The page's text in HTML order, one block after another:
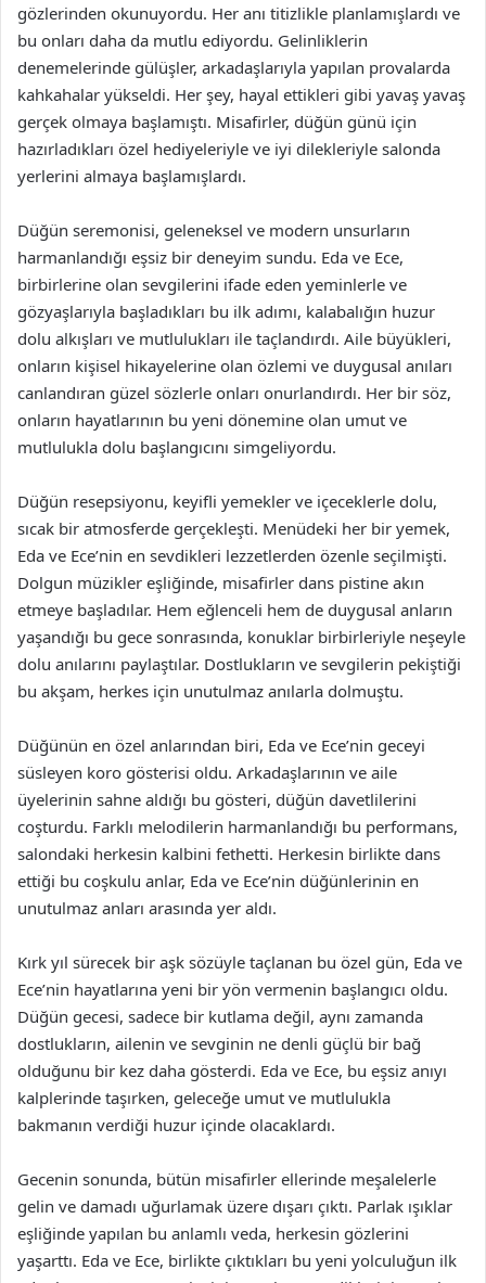
gözlerinden okunuyordu. Her anı titizlikle planlamışlardı ve
bu onları daha da mutlu ediyordu. Gelinliklerin
denemelerinde gülüşler, arkadaşlarıyla yapılan provalarda
kahkahalar yükseldi. Her şey, hayal ettikleri gibi yavaş yavaş
gerçek olmaya başlamıştı. Misafirler, düğün günü için
hazırladıkları özel hediyeleriyle ve iyi dilekleriyle salonda
yerlerini almaya başlamışlardı.
Düğün seremonisi, geleneksel ve modern unsurların
harmanlandığı eşsiz bir deneyim sundu. Eda ve Ece,
birbirlerine olan sevgilerini ifade eden yeminlerle ve
gözyaşlarıyla başladıkları bu ilk adımı, kalabalığın huzur
dolu alkışları ve mutlulukları ile taçlandırdı. Aile büyükleri,
onların kişisel hikayelerine olan özlemi ve duygusal anıları
canlandıran güzel sözlerle onları onurlandırdı. Her bir söz,
onların hayatlarının bu yeni dönemine olan umut ve
mutlulukla dolu başlangıcını simgeliyordu.
Düğün resepsiyonu, keyifli yemekler ve içeceklerle dolu,
sıcak bir atmosferde gerçekleşti. Menüdeki her bir yemek,
Eda ve Ece’nin en sevdikleri lezzetlerden özenle seçilmişti.
Dolgun müzikler eşliğinde, misafirler dans pistine akın
etmeye başladılar. Hem eğlenceli hem de duygusal anların
yaşandığı bu gece sonrasında, konuklar birbirleriyle neşeyle
dolu anılarını paylaştılar. Dostlukların ve sevgilerin pekiştiği
bu akşam, herkes için unutulmaz anılarla dolmuştu.
Düğünün en özel anlarından biri, Eda ve Ece’nin geceyi
süsleyen koro gösterisi oldu. Arkadaşlarının ve aile
üyelerinin sahne aldığı bu gösteri, düğün davetlilerini
coşturdu. Farklı melodilerin harmanlandığı bu performans,
salondaki herkesin kalbini fethetti. Herkesin birlikte dans
ettiği bu coşkulu anlar, Eda ve Ece’nin düğünlerinin en
unutulmaz anları arasında yer aldı.
Kırk yıl sürecek bir aşk sözüyle taçlanan bu özel gün, Eda ve
Ece’nin hayatlarına yeni bir yön vermenin başlangıcı oldu.
Düğün gecesi, sadece bir kutlama değil, aynı zamanda
dostlukların, ailenin ve sevginin ne denli güçlü bir bağ
olduğunu bir kez daha gösterdi. Eda ve Ece, bu eşsiz anıyı
kalplerinde taşırken, geleceğe umut ve mutlulukla
bakmanın verdiği huzur içinde olacaklardı.
Gecenin sonunda, bütün misafirler ellerinde meşalelerle
gelin ve damadı uğurlamak üzere dışarı çıktı. Parlak ışıklar
eşliğinde yapılan bu anlamlı veda, herkesin gözlerini
yaşarttı. Eda ve Ece, birlikte çıktıkları bu yeni yolculuğun ilk